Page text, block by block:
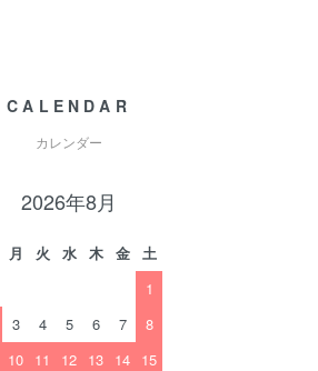
CALENDAR
カレンダー
2026年8月
月 火 水 木 金
土
1
3 4 5 6 7
8
10 11 12 13 14 15